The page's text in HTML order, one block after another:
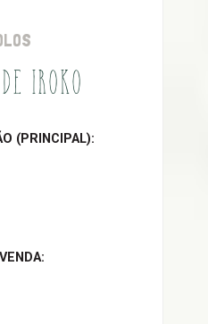
IROKO
(PRINCIPAL):